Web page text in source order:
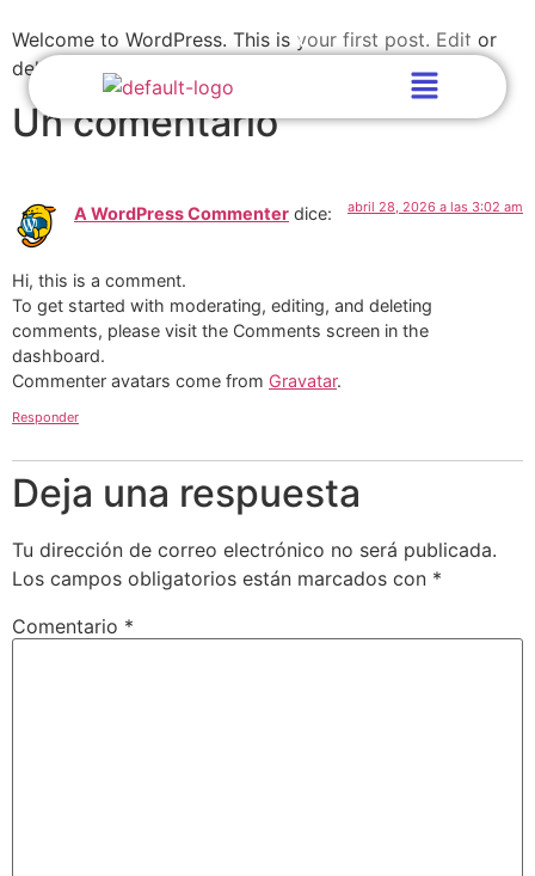
Welcome to WordPress. This is your first post. Edit or
delete it, then start writing!
Un comentario
A WordPress Commenter dice: abril 28, 2026 a las 3:02 am
Hi, this is a comment.
To get started with moderating, editing, and deleting
comments, please visit the Comments screen in the
dashboard.
Commenter avatars come from Gravatar.
Responder
Deja una respuesta
Tu dirección de correo electrónico no será publicada.
Los campos obligatorios están marcados con *
Comentario *